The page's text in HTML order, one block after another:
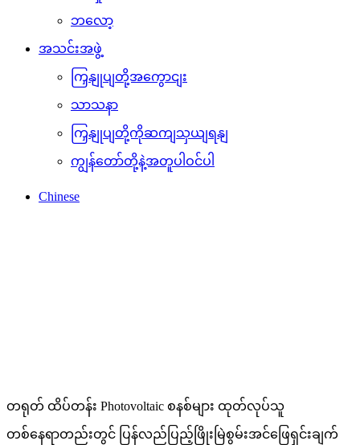
ဘလော့
အသင်းအဖွဲ့
ကြှနျုပျတို့အကွောငျး
သာသနာ
ကြှနျုပျတို့ကိုဆကျသှယျရနျ
ကျွန်တော်တို့နဲ့အတူပါဝင်ပါ
Chinese
တရုတ် ထိပ်တန်း Photovoltaic စနစ်များ ထုတ်လုပ်သူ
တစ်နေရာတည်းတွင် ပြန်လည်ပြည့်ဖြိုးမြဲစွမ်းအင်ဖြေရှင်းချက်